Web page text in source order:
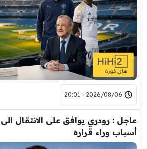
2026/08/06 - 20:01
أسباب وراء قراره